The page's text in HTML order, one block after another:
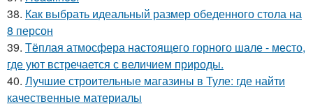
38. Как выбрать идеальный размер обеденного стола на
8 персон
39. Тёплая атмосфера настоящего горного шале - место,
где уют встречается с величием природы.
40. Лучшие строительные магазины в Туле: где найти
качественные материалы